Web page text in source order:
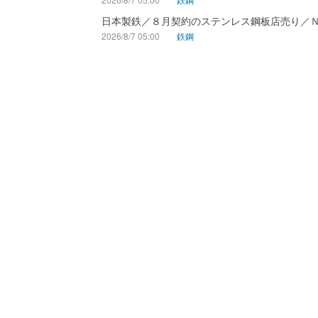
日本製鉄／８月契約のステンレス鋼板店売り／
2026/8/7 05:00 鉄鋼